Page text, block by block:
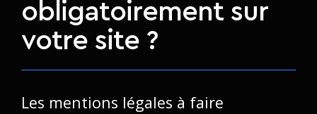
obligatoirement sur
votre site ?
Les mentions légales à faire